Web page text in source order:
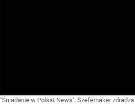
"Śniadanie w Polsat News". Szefernaker